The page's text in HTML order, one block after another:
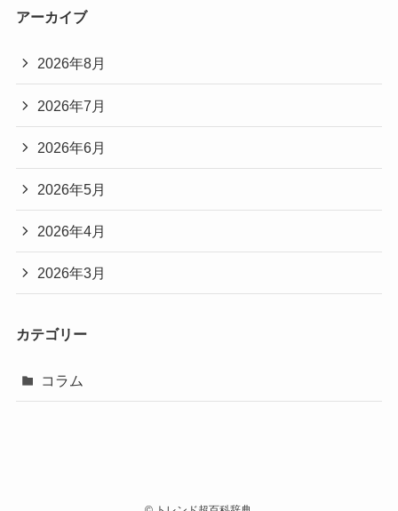
アーカイブ
2026年8月
2026年7月
2026年6月
2026年5月
2026年4月
2026年3月
カテゴリー
コラム